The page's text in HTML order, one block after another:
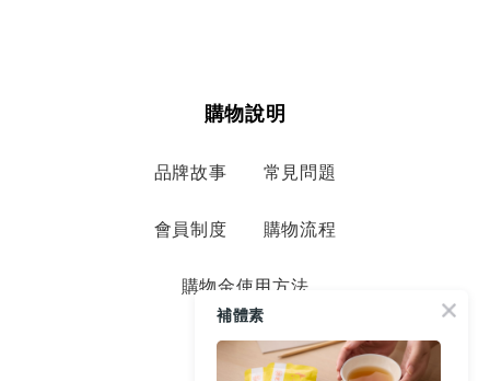
購物說明
品牌故事 常見問題
會員制度 購物流程
購物金使用方法
退換貨服務
補體素